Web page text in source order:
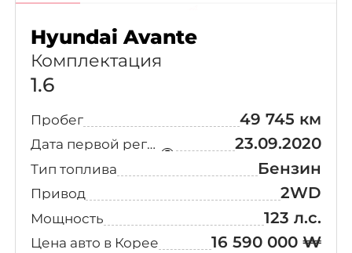
Hyundai Avante
Комплектация
1.6
Пробег 49 745 км
Дата первой регистрации 23.09.2020
Тип топлива Бензин
Привод 2WD
Мощность 123 л.с.
Цена авто в Корее 16 590 000 ₩